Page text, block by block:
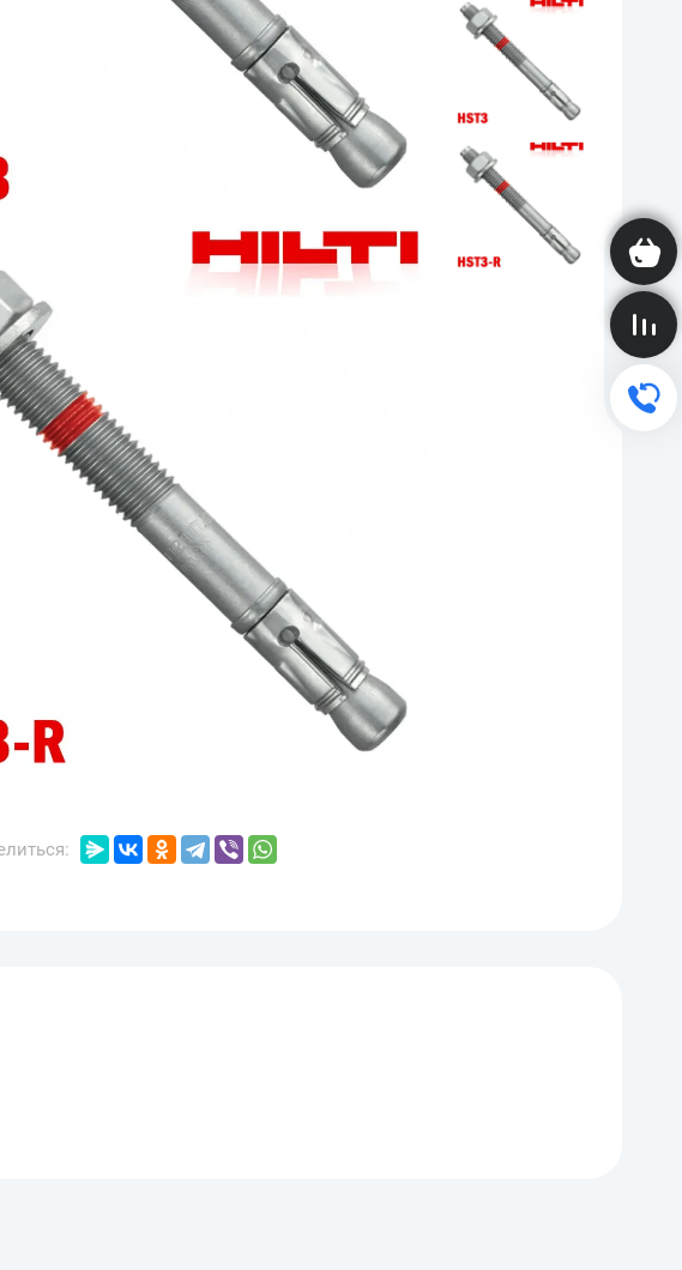
Корзина пуста
Сравнение пусто